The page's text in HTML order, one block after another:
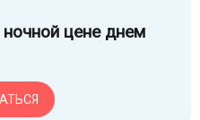
цене днем